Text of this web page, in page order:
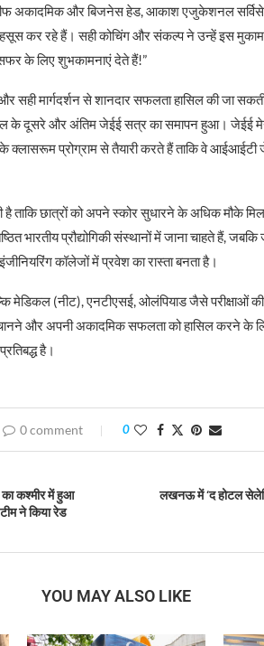
चीफ अकादमिक और बिजनेस हेड, आकाश एजुकेशनल
कर रहे हैं। सही कोचिंग और संकल्प ने उन्हें इस
के लिए शुभकामनाएं देते हैं!”
और सही मार्गदर्शन से शानदार सफलता हासिल की जा
के दूसरे और अंतिम जेईई सत्र का समापन हुआ। जेईई
प्रोग्राम से तैयारी करते हैं ताकि वे आईआईटी
है ताकि छात्रों को अपने स्कोर सुधारने के अधिक मौके
भारतीय प्रौद्योगिकी संस्थानों में जाना चाहते हैं,
कॉलेजों में प्रवेश का रास्ता बनता है।
(नीट), एनटीएसई, ओलंपियाड जैसे परीक्षाओं की
और अपनी अकादमिक सफलता को हासिल करने के
है।
0 comment 0
का कश्मीर में हुआ
ने किया रेड
लखनऊ में ‘द होटल
YOU MAY ALSO LIKE